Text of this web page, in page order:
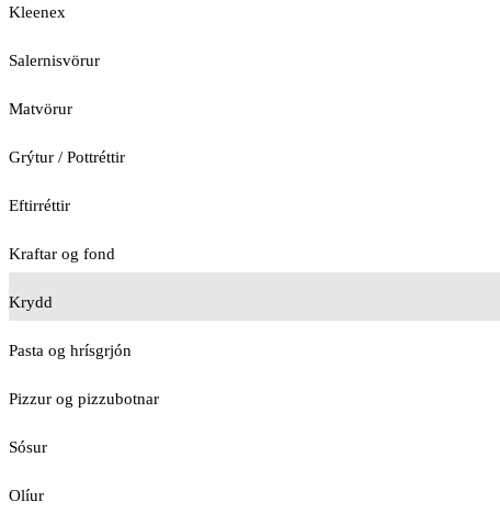
Kleenex
Salernisvörur
Matvörur
Grýtur / Pottréttir
Eftirréttir
Kraftar og fond
Krydd
Pasta og hrísgrjón
Pizzur og pizzubotnar
Sósur
Olíur